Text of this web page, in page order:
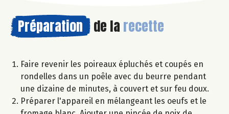
Préparation de la recette
Faire revenir les poireaux épluchés et coupés en
rondelles dans un poêle avec du beurre pendant
une dizaine de minutes, à couvert et sur feu doux.
Préparer l'appareil en mélangeant les oeufs et le